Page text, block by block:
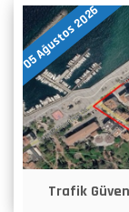
05 Ağustos 2026
Trafik